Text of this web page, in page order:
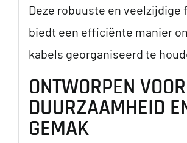
Deze robuuste en veelzijdige
biedt een efficiënte manier
kabels georganiseerd te
ONTWORPEN VOOR
DUURZAAMHEID
GEMAK